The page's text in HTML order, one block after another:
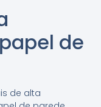
de
de alta